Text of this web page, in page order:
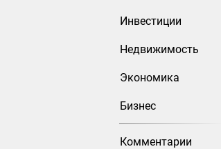
Инвестиции
Недвижимость
Экономика
Бизнес
Комментарии